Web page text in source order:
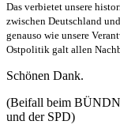
Das verbietet unsere
zwischen Deutschland
genauso wie unsere
Ostpolitik galt allen
Schönen Dank.
(Beifall beim
und der SPD)